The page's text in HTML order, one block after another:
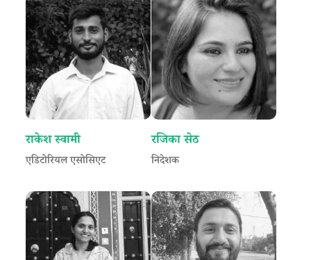
राकेश स्वामी
एडिटोरियल एसोसिएट
रजिका सेठ
निदेशक